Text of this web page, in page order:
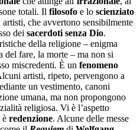
totali. Il filosofo e lo scienziato
che avvertono sensibilmente
dei sacerdoti senza Dio.
della religione – enigma
del fare, la morte – ma non si
miscredenti. È un fenomeno
artisti, ripeto, pervengono a
un vestimento, canoni
umana, ma non propongono
religiosa. Vi è l’aspetto
è redenzione. Alcune delle messe